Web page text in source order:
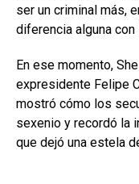
ser un criminal más,
diferencia alguna con
En ese momento,
expresidente Felipe
mostró cómo los
sexenio y recordó la
que dejó una estela